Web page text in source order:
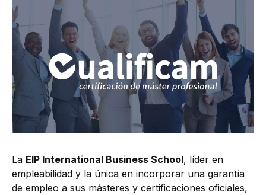
La EIP International Business School, líder en
empleabilidad y la única en incorporar una garantía
de empleo a sus másteres y certificaciones oficiales,